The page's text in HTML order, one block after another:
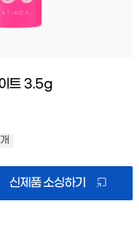
트 3.5g
신제품 소싱하기